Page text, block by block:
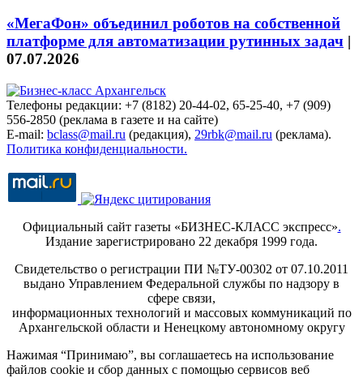
«МегаФон» объединил роботов на собственной
платформе для автоматизации рутинных задач |
07.07.2026
Телефоны редакции: +7 (8182) 20-44-02, 65-25-40, +7 (909)
556-2850 (реклама в газете и на сайте)
E-mail: bclass@mail.ru (редакция), 29rbk@mail.ru (реклама).
Политика конфиденциальности.
Официальный сайт газеты «БИЗНЕС-КЛАСС экспресс».
Издание зарегистрировано 22 декабря 1999 года.
Свидетельство о регистрации ПИ №ТУ-00302 от 07.10.2011
выдано Управлением Федеральной службы по надзору в
сфере связи,
информационных технологий и массовых коммуникаций по
Архангельской области и Ненецкому автономному округу
Нажимая “Принимаю”, вы соглашаетесь на использование
файлов cookie и сбор данных с помощью сервисов веб